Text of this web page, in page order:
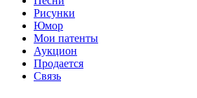
Рисунки
Юмор
Мои патенты
Аукцион
Продается
Связь